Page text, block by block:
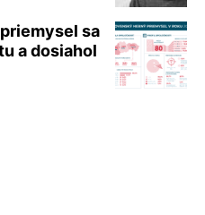
sa
a dosiahol